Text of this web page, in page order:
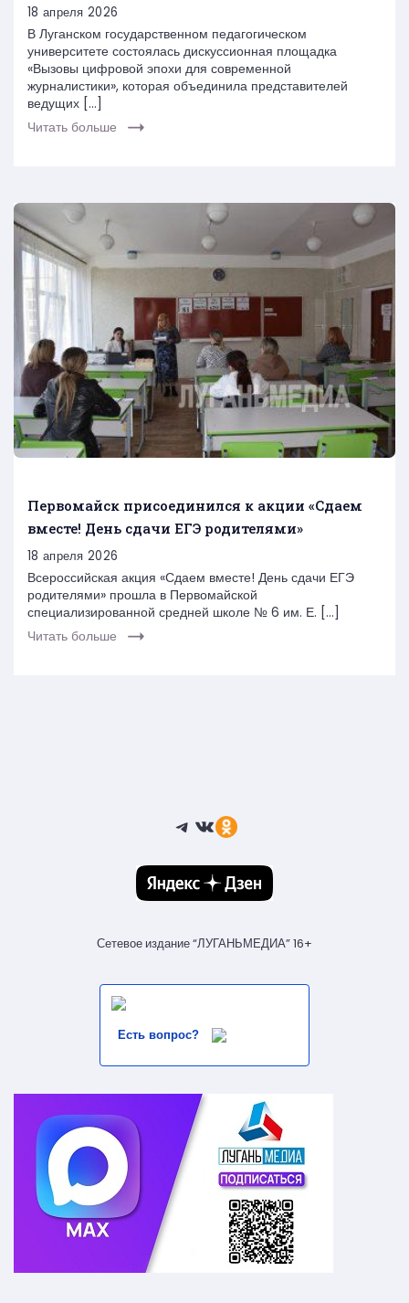
18 апреля 2026
В Луганском государственном педагогическом
университете состоялась дискуссионная площадка
«Вызовы цифровой эпохи для современной
журналистики», которая объединила представителей
ведущих […]
Читать больше
Первомайск присоединился к акции «Сдаем
вместе! День сдачи ЕГЭ родителями»
18 апреля 2026
Всероссийская акция «Сдаем вместе! День сдачи ЕГЭ
родителями» прошла в Первомайской
специализированной средней школе № 6 им. Е. […]
Читать больше
Telegram
ВКонтакте
Ссылка
Сетевое издание “ЛУГАНЬМЕДИА” 16+
Есть вопрос?